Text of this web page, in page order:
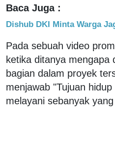
Baca Juga :
Dishub DKI Minta Warga
Pada sebuah video
ketika ditanya mengapa
bagian dalam proyek
menjawab "Tujuan
melayani sebanyak